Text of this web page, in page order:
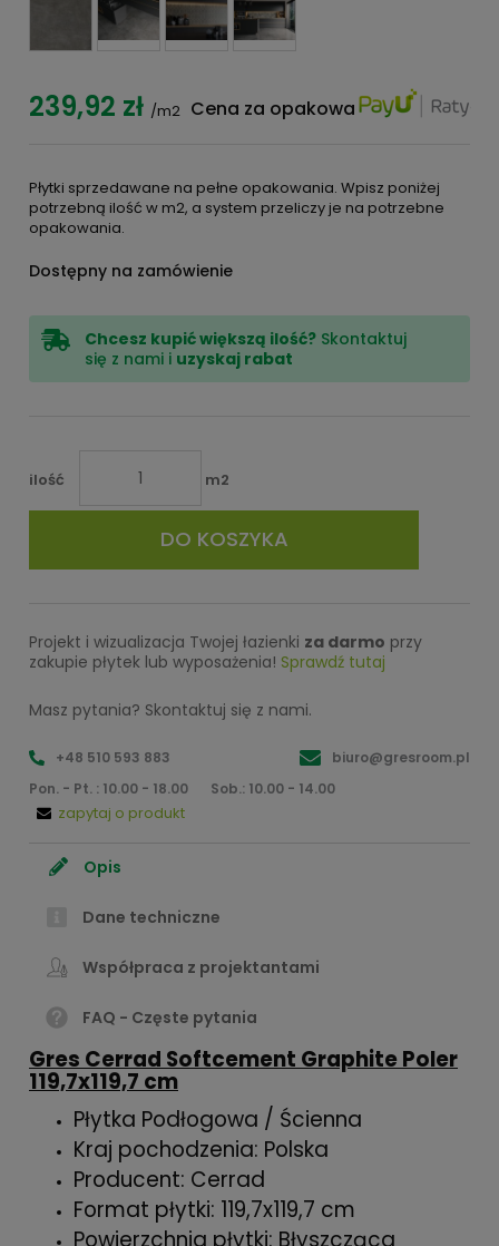
239,92 zł /m2 Cena za opakowanie:343,09 zł
Płytki sprzedawane na pełne opakowania. Wpisz poniżej
potrzebną ilość w m2, a system przeliczy je na potrzebne
opakowania.
Dostępny na zamówienie
Chcesz kupić większą ilość? Skontaktuj
się z nami i uzyskaj rabat
ilość m2
DO KOSZYKA
Projekt i wizualizacja Twojej łazienki za darmo przy
zakupie płytek lub wyposażenia! Sprawdź tutaj
Masz pytania? Skontaktuj się z nami.
+48 510 593 883
biuro@gresroom.pl
Pon. - Pt. : 10.00 - 18.00
Sob.: 10.00 - 14.00
zapytaj o produkt
Opis
Dane techniczne
Współpraca z projektantami
FAQ - Częste pytania
Gres Cerrad Softcement Graphite Poler
119,7x119,7 cm
Płytka Podłogowa / Ścienna
Kraj pochodzenia: Polska
Producent: Cerrad
Format płytki: 119,7x119,7 cm